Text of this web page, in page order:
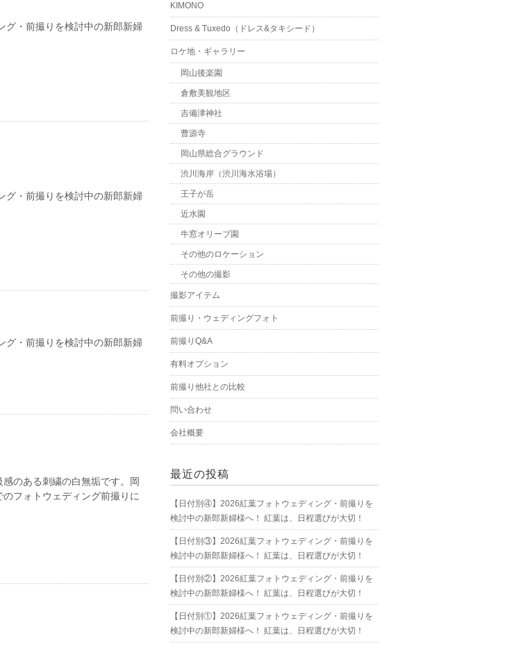
グ・前撮りを検討中の新郎新婦
グ・前撮りを検討中の新郎新婦
グ・前撮りを検討中の新郎新婦
のある刺繍の白無垢です。岡
フォトウェディング前撮りに
KIMONO
Dress & Tuxedo（ドレス&タキシード）
ロケ地・ギャラリー
岡山後楽園
倉敷美観地区
吉備津神社
曹源寺
岡山県総合グラウンド
渋川海岸（渋川海水浴場）
王子が岳
近水園
牛窓オリーブ園
その他のロケーション
その他の撮影
撮影アイテム
前撮り・ウェディングフォト
前撮りQ&A
有料オプション
前撮り他社との比較
問い合わせ
会社概要
最近の投稿
【日付別④】2026紅葉フォトウェディング・前撮りを
検討中の新郎新婦様へ！ 紅葉は、日程選びが大切！
【日付別③】2026紅葉フォトウェディング・前撮りを
検討中の新郎新婦様へ！ 紅葉は、日程選びが大切！
【日付別②】2026紅葉フォトウェディング・前撮りを
検討中の新郎新婦様へ！ 紅葉は、日程選びが大切！
【日付別①】2026紅葉フォトウェディング・前撮りを
検討中の新郎新婦様へ！ 紅葉は、日程選びが大切！